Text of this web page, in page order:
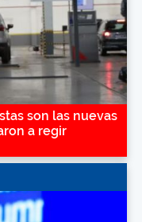
son las nuevas
a regir